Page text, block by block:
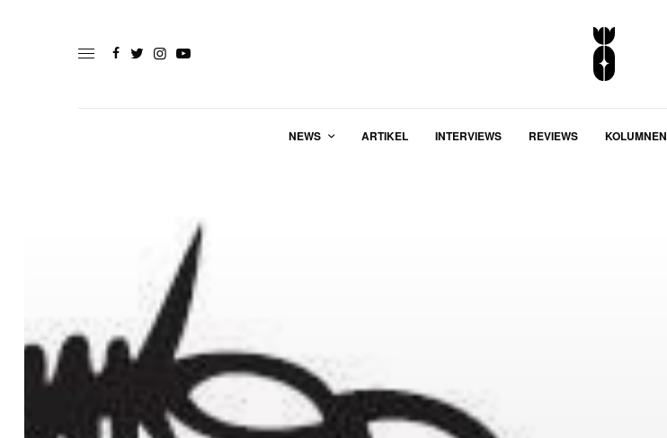
NEWS ARTIKEL INTERVIEWS REVIEWS KOLUMNEN